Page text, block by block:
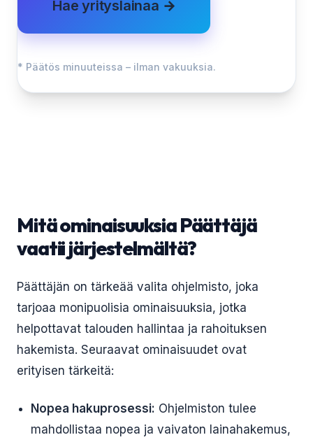
Hae yrityslainaa →
* Päätös minuuteissa – ilman vakuuksia.
Mitä ominaisuuksia Päättäjä
vaatii järjestelmältä?
Päättäjän on tärkeää valita ohjelmisto, joka
tarjoaa monipuolisia ominaisuuksia, jotka
helpottavat talouden hallintaa ja rahoituksen
hakemista. Seuraavat ominaisuudet ovat
erityisen tärkeitä:
Nopea hakuprosessi: Ohjelmiston tulee
mahdollistaa nopea ja vaivaton lainahakemus,